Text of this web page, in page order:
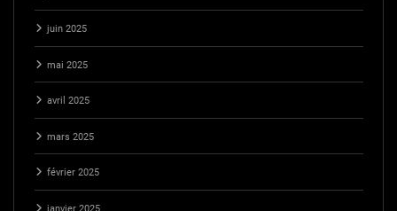
juin 2025
mai 2025
avril 2025
mars 2025
février 2025
janvier 2025